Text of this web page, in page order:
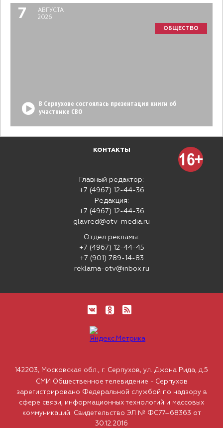
7
АВГУСТА
2026
ОБЩЕСТВО
В Серпухове состоялась презентация книги об
участнике СВО
КОНТАКТЫ
Главный редактор:
+7 (4967) 12-44-36
Редакция:
+7 (4967) 12-44-36
glavred@otv-media.ru
Отдел рекламы:
+7 (4967) 12-44-45
+7 (901) 789-14-83
reklama-otv@inbox.ru
142203, Московская обл., г. Серпухов, ул. Джона Рида, д.5
СМИ Общественное телевидение - Серпухов
зарегистрировано Федеральной службой по надзору в
сфере связи, информационных технологий и массовых
коммуникаций. Свидетельство ЭЛ № ФС77–68363 от
30.12.2016